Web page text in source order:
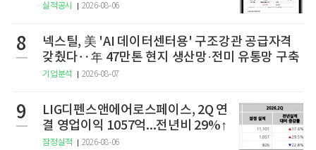
실적공시 2026-08-06
8
넥스틸, 美 'AI 데이터센터용' 구조강관 공급자격
갖췄다‥年 47만톤 현지 생산망·전미 유통망 구축
기업분석 2026-08-07
9
LIG디펜스앤에어로스페이스, 2Q 연
결 영업이익 1057억...전년비 29%↑
잠정실적 2026-08-06